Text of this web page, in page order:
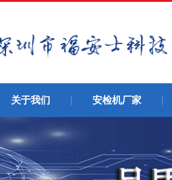
关于我们 安检机厂家